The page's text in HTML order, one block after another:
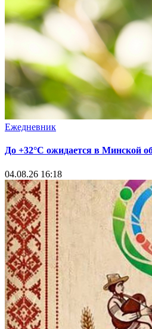
Ежедневник
До +32°С ожидается в Минской
04.08.26 16:18